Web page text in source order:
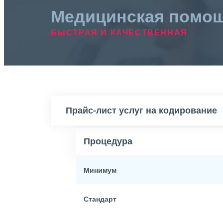
Медицинская
БЫСТРАЯ И КАЧЕСТВЕННАЯ
Прайс-лист услуг на кодирование
Процедура
Минимум
Стандарт